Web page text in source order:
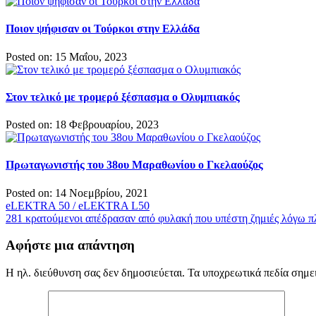
Ποιον ψήφισαν οι Τούρκοι στην Ελλάδα
Posted on: 15 Μαΐου, 2023
Στον τελικό με τρομερό ξέσπασμα ο Ολυμπιακός
Posted on: 18 Φεβρουαρίου, 2023
Πρωταγωνιστής του 38ου Μαραθωνίου ο Γκελαούζος
Posted on: 14 Νοεμβρίου, 2021
Πλοήγηση
άρθρων
eLEKTRA 50 / eLEKTRA L50
281 κρατούμενοι απέδρασαν από φυλακή που υπέστη ζημιές λόγω
Αφήστε μια απάντηση
Η ηλ. διεύθυνση σας δεν δημοσιεύεται. Τα υποχρεωτικά πεδία